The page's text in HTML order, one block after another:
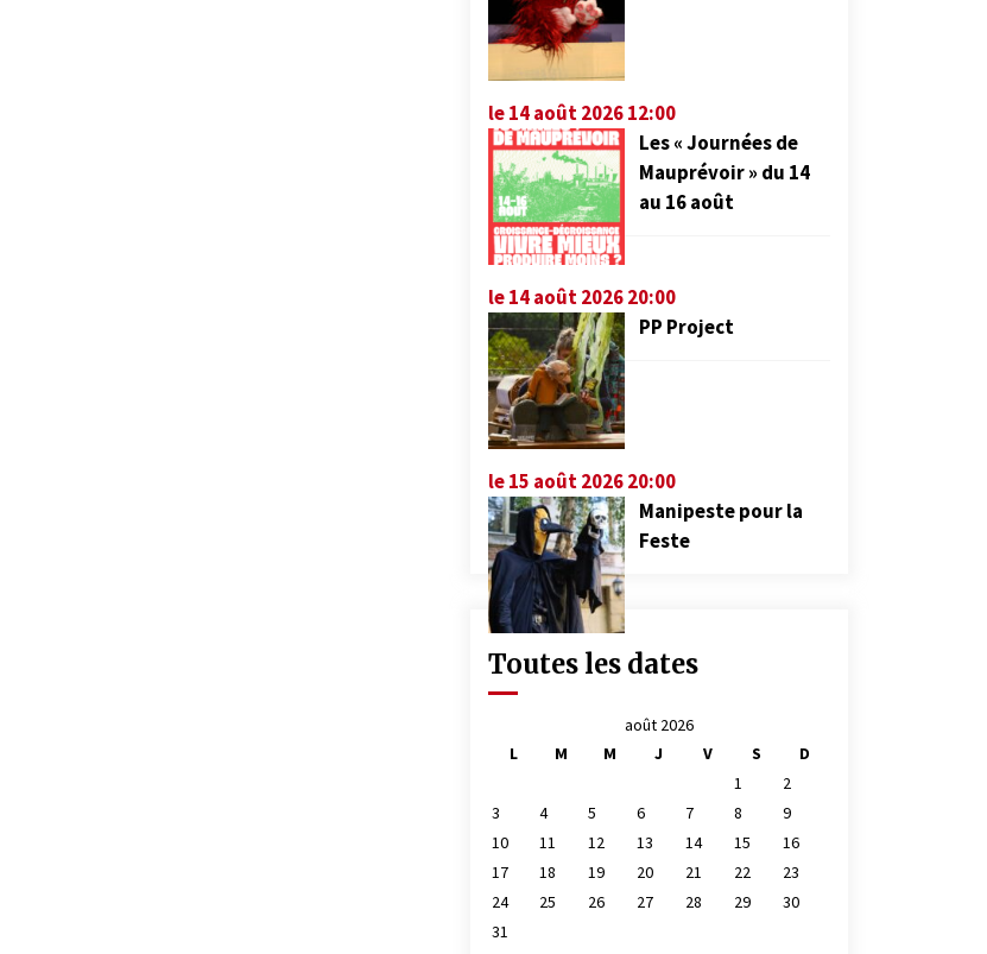
le 14 août 2026 12:00
Les « Journées de
Mauprévoir » du 14
au 16 août
le 14 août 2026 20:00
PP Project
le 15 août 2026 20:00
Manipeste pour la
Feste
Toutes les dates
août 2026
L
M M J V S
D
1
2
3
4 5 6 7 8
9
10
11 12 13 14 15
16
17
18 19 20 21 22
23
24
25 26 27 28 29
30
31